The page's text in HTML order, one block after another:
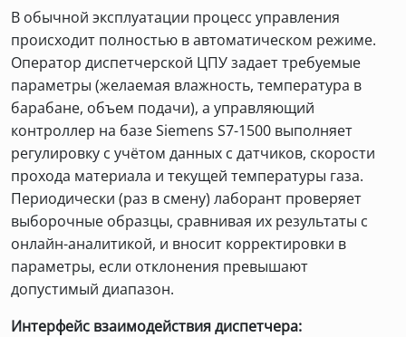
В обычной эксплуатации процесс управления
происходит полностью в автоматическом режиме.
Оператор диспетчерской ЦПУ задает требуемые
параметры (желаемая влажность, температура в
барабане, объем подачи), а управляющий
контроллер на базе Siemens S7-1500 выполняет
регулировку с учётом данных с датчиков, скорости
прохода материала и текущей температуры газа.
Периодически (раз в смену) лаборант проверяет
выборочные образцы, сравнивая их результаты с
онлайн-аналитикой, и вносит корректировки в
параметры, если отклонения превышают
допустимый диапазон.
Интерфейс взаимодействия диспетчера: